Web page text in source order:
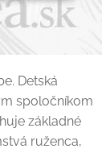
Detská
spoločníkom
základné
ruženca,